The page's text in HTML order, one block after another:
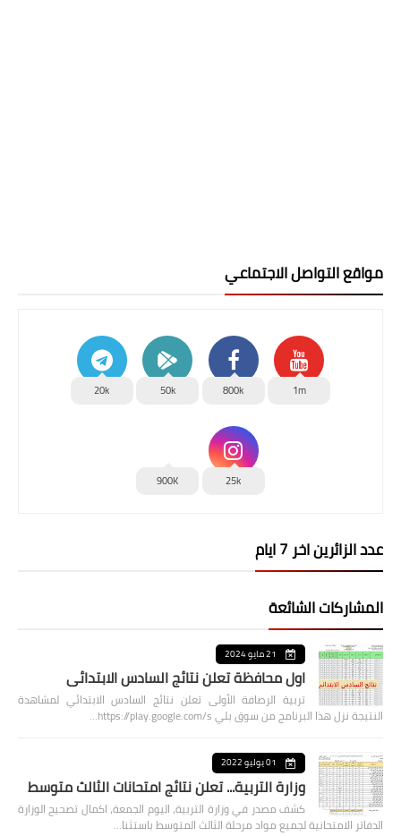
مواقع التواصل الاجتماعي
1m
800k
50k
20k
25k
900K
عدد الزائرين اخر 7 ايام
المشاركات الشائعة
21 مايو 2024
اول محافظة تعلن نتائج السادس الابتدائي
تربية الرصافة الأولى تعلن نتائج السادس الابتدائي لمشاهدة
النتيجة نزل هذا البرنامج من سوق بلي https://play.google.com/s…
01 يوليو 2022
وزارة التربية... تعلن نتائج امتحانات الثالث متوسط
كشف مصدر في وزارة التربية، اليوم الجمعة، اكمال تصحيح الوزارة
الدفاتر الامتحانية لجميع مواد مرحلة الثالث المتوسط باستثنا…